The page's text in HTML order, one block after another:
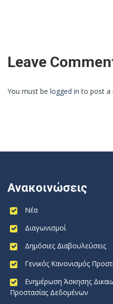
Leave
You must be logged in to post a
Ανακοινώσεις
Νέα
Διαγωνισμοί
Δημόσιες Διαβουλεύσεις
Γενικός Κανονισμός
Ενημέρωση Άσκησης
Προστασίας Δεδομένων